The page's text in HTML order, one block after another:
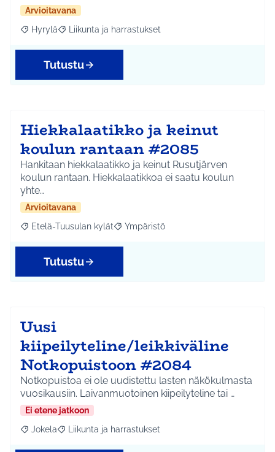
Arvioitavana
Rajaa tulokset aihepiirin mukaan: Hyrylä
Hyrylä Rajaa tulokset teeman mukaan: Liikunta ja
Liikunta ja harrastukset
Tutustu
Hiekkalaatikko ja keinut
koulun rantaan #2085
Hankitaan hiekkalaatikko ja keinut Rusutjärven
koulun rantaan. Hiekkalaatikkoa ei saatu koulun
yhte…
Arvioitavana
Rajaa tulokset aihepiirin mukaan: Etelä-Tuusulan kylät
Etelä-Tuusulan kylät Rajaa tulokset teeman mukaan:
Ympäristö
Tutustu
Uusi
kiipeilyteline/leikkiväline
Notkopuistoon #2084
Notkopuistoa ei ole uudistettu lasten näkökulmasta
vuosikausiin. Laivanmuotoinen kiipeilyteline tai …
Ei etene jatkoon
Rajaa tulokset aihepiirin mukaan: Jokela
Jokela Rajaa tulokset teeman mukaan: Liikunta ja
Liikunta ja harrastukset